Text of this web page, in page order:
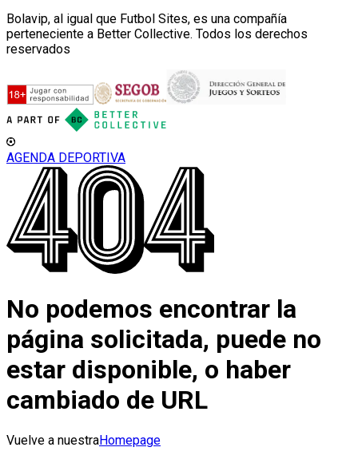
Bolavip, al igual que Futbol Sites, es una compañía
perteneciente a Better Collective. Todos los derechos
reservados
AGENDA DEPORTIVA
No podemos encontrar la
página solicitada, puede no
estar disponible, o haber
cambiado de URL
Vuelve a nuestraHomepage